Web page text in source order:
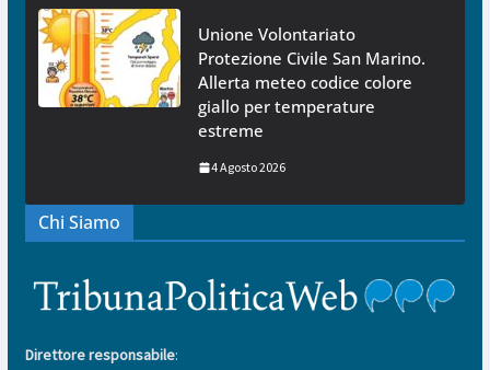
Unione Volontariato
Protezione Civile San Marino.
Allerta meteo codice colore
giallo per temperature
estreme
4 Agosto 2026
Chi Siamo
Direttore responsabile: